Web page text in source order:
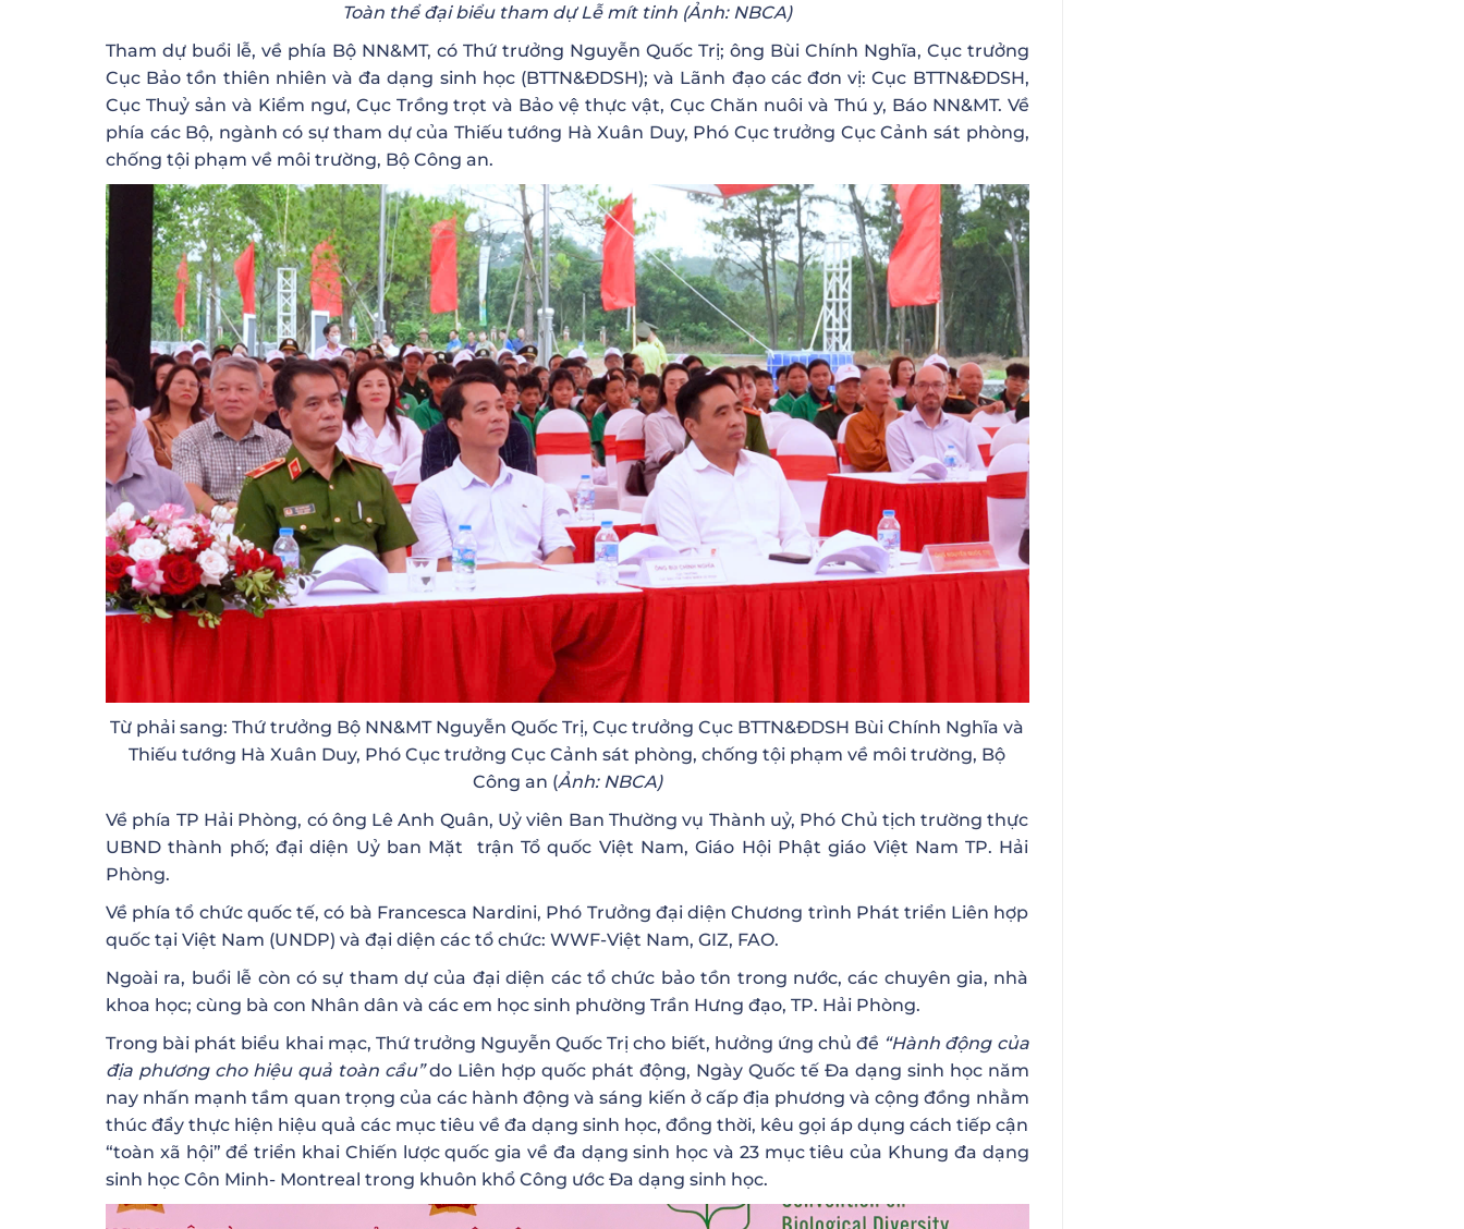
Toàn thể đại biểu tham dự Lễ mít tinh (Ảnh: NBCA)
Tham dự buổi lễ, về phía Bộ NN&MT, có Thứ trưởng Nguyễn Quốc Trị; ông Bùi Chính Nghĩa, Cục trưởng
Cục Bảo tồn thiên nhiên và đa dạng sinh học (BTTN&ĐDSH); và Lãnh đạo các đơn vị: Cục BTTN&ĐDSH,
Cục Thuỷ sản và Kiểm ngư, Cục Trồng trọt và Bảo vệ thực vật, Cục Chăn nuôi và Thú y, Báo NN&MT. Về
phía các Bộ, ngành có sự tham dự của Thiếu tướng Hà Xuân Duy, Phó Cục trưởng Cục Cảnh sát phòng,
chống tội phạm về môi trường, Bộ Công an.
Từ phải sang: Thứ trưởng Bộ NN&MT Nguyễn Quốc Trị, Cục trưởng Cục BTTN&ĐDSH Bùi Chính Nghĩa và
Thiếu tướng Hà Xuân Duy, Phó Cục trưởng Cục Cảnh sát phòng, chống tội phạm về môi trường, Bộ
Công an (Ảnh: NBCA)
Về phía TP Hải Phòng, có ông Lê Anh Quân, Uỷ viên Ban Thường vụ Thành uỷ, Phó Chủ tịch trường thực
UBND thành phố; đại diện Uỷ ban Mặt trận Tổ quốc Việt Nam, Giáo Hội Phật giáo Việt Nam TP. Hải
Phòng.
Về phía tổ chức quốc tế, có bà Francesca Nardini, Phó Trưởng đại diện Chương trình Phát triển Liên hợp
quốc tại Việt Nam (UNDP) và đại diện các tổ chức: WWF-Việt Nam, GIZ, FAO.
Ngoài ra, buổi lễ còn có sự tham dự của đại diện các tổ chức bảo tồn trong nước, các chuyên gia, nhà
khoa học; cùng bà con Nhân dân và các em học sinh phường Trần Hưng đạo, TP. Hải Phòng.
Trong bài phát biểu khai mạc, Thứ trưởng Nguyễn Quốc Trị cho biết, hưởng ứng chủ đề “Hành động của
địa phương cho hiệu quả toàn cầu”do Liên hợp quốc phát động, Ngày Quốc tế Đa dạng sinh học năm
nay nhấn mạnh tầm quan trọng của các hành động và sáng kiến ở cấp địa phương và cộng đồng nhằm
thúc đẩy thực hiện hiệu quả các mục tiêu về đa dạng sinh học, đồng thời, kêu gọi áp dụng cách tiếp cận
“toàn xã hội” để triển khai Chiến lược quốc gia về đa dạng sinh học và 23 mục tiêu của Khung đa dạng
sinh học Côn Minh- Montreal trong khuôn khổ Công ước Đa dạng sinh học.